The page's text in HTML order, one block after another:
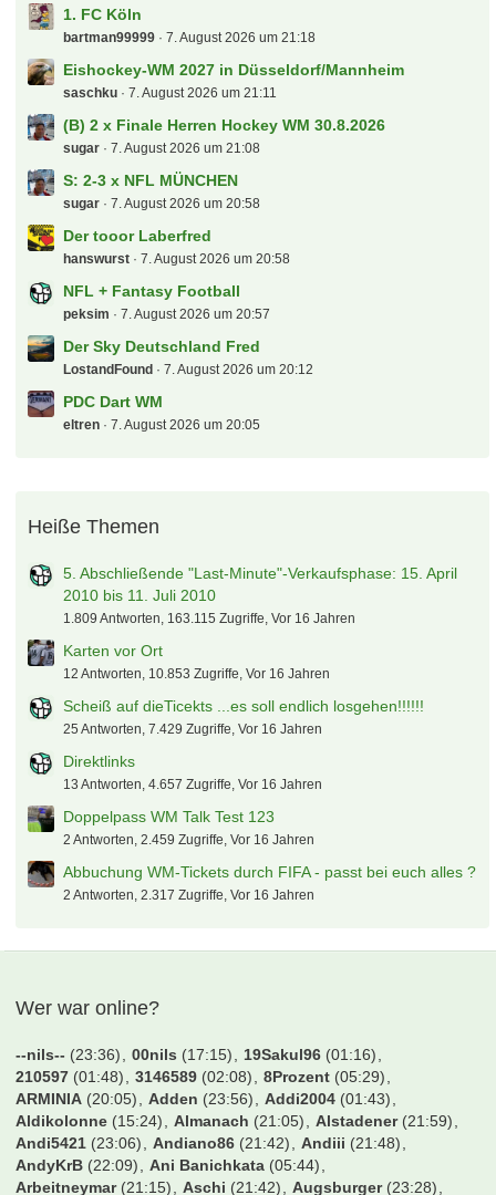
1. FC Köln
bartman99999 7. August 2026 um 21:18
Eishockey-WM 2027 in Düsseldorf/Mannheim
saschku 7. August 2026 um 21:11
(B) 2 x Finale Herren Hockey WM 30.8.2026
sugar 7. August 2026 um 21:08
S: 2-3 x NFL MÜNCHEN
sugar 7. August 2026 um 20:58
Der tooor Laberfred
hanswurst 7. August 2026 um 20:58
NFL + Fantasy Football
peksim 7. August 2026 um 20:57
Der Sky Deutschland Fred
LostandFound 7. August 2026 um 20:12
PDC Dart WM
eltren 7. August 2026 um 20:05
Heiße Themen
5. Abschließende "Last-Minute"-Verkaufsphase: 15. April
2010 bis 11. Juli 2010
1.809 Antworten, 163.115 Zugriffe, Vor 16 Jahren
Karten vor Ort
12 Antworten, 10.853 Zugriffe, Vor 16 Jahren
Scheiß auf dieTicekts ...es soll endlich losgehen!!!!!!
25 Antworten, 7.429 Zugriffe, Vor 16 Jahren
Direktlinks
13 Antworten, 4.657 Zugriffe, Vor 16 Jahren
Doppelpass WM Talk Test 123
2 Antworten, 2.459 Zugriffe, Vor 16 Jahren
Abbuchung WM-Tickets durch FIFA - passt bei euch alles ?
2 Antworten, 2.317 Zugriffe, Vor 16 Jahren
Wer war online?
--nils-- (23:36) 00nils (17:15) 19Sakul96 (01:16)
210597 (01:48) 3146589 (02:08) 8Prozent (05:29)
ARMINIA (20:05) Adden (23:56) Addi2004 (01:43)
Aldikolonne (15:24) Almanach (21:05) Alstadener(21:59)
Andi5421 (23:06) Andiano86 (21:42) Andiii (21:48)
AndyKrB (22:09) Ani Banichkata (05:44)
Arbeitneymar(21:15) Aschi (21:42) Augsburger(23:28)